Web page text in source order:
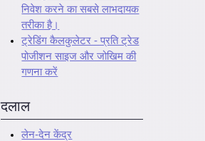
निवेश करने का सबसे लाभदायक
तरीका है।
ट्रेडिंग कैलकुलेटर - प्रति ट्रेड
पोजीशन साइज और जोखिम की
गणना करें
दलाल
लेन-देन केंद्र